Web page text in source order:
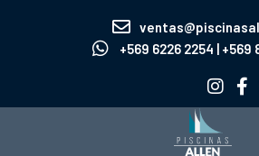
+569 6226 2254 | +569